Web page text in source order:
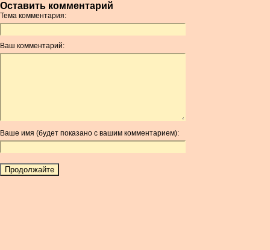
AMD
ANC
ANG
AOA
AUR
AWG
BAM
Оставить комментарий
Тема комментария:
Ваш комментарий:
Ваше имя (будет показано с вашим комментарием):